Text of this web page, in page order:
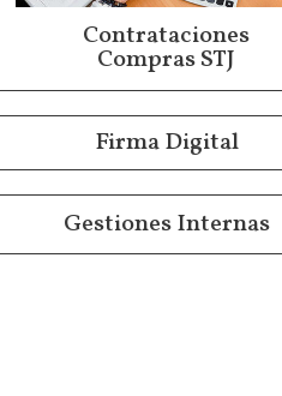
Contrataciones
Compras STJ
Firma Digital
Gestiones Internas